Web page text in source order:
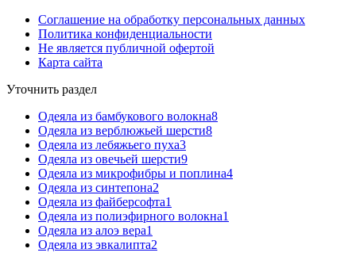
Соглашение на обработку персональных данных
Политика конфиденциальности
Не является публичной офертой
Карта сайта
Уточнить раздел
Одеяла из бамбукового волокна8
Одеяла из верблюжьей шерсти8
Одеяла из лебяжьего пуха3
Одеяла из овечьей шерсти9
Одеяла из микрофибры и поплина4
Одеяла из синтепона2
Одеяла из файберсофта1
Одеяла из полиэфирного волокна1
Одеяла из алоэ вера1
Одеяла из эвкалипта2